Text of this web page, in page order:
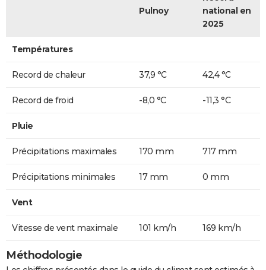
Pulnoy
national en
2025
Températures
Record de chaleur 37,9 °C 42,4 °C
Record de froid -8,0 °C -11,3 °C
Pluie
Précipitations maximales 170 mm 717 mm
Précipitations minimales 17 mm 0 mm
Vent
Vitesse de vent maximale 101 km/h 169 km/h
Méthodologie